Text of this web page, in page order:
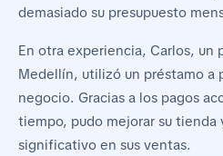
demasiado su presupuesto
En otra experiencia, Carlos, un
Medellín, utilizó un préstamo a
negocio. Gracias a los pagos
tiempo, pudo mejorar su
significativo en sus ventas.